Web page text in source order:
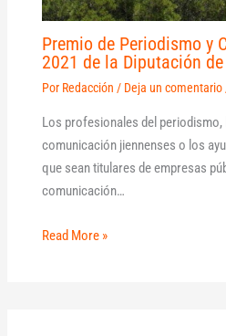
Premio de Periodismo y
2021 de la Diputación
Por Redacción / Deja un comentario
Los profesionales del periodismo,
comunicación jiennenses o los
que sean titulares de empresas
comunicación…
Read More »